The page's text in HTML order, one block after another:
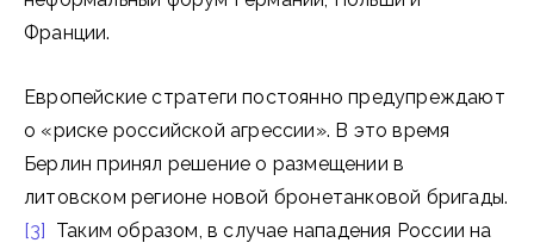
Франции.
Европейские стратеги постоянно предупреждают
о «риске российской агрессии». В это время
Берлин принял решение о размещении в
литовском регионе новой бронетанковой бригады.
[3] Таким образом, в случае нападения России на